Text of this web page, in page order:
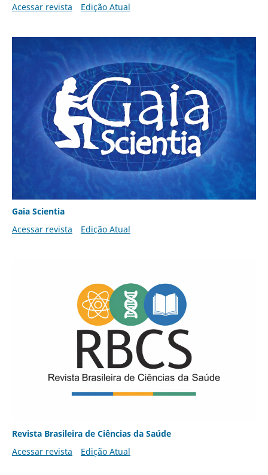
Acessar revista
Edição Atual
Gaia Scientia
Acessar revista
Edição Atual
Revista Brasileira de Ciências da Saúde
Acessar revista
Edição Atual